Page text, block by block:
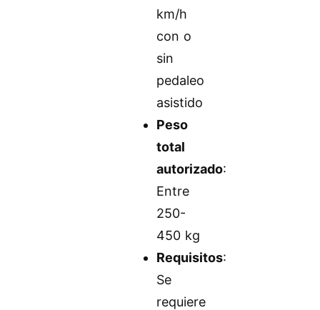
km/h
con o
sin
pedaleo
asistido
Peso
total
autorizado:
Entre
250-
450 kg
Requisitos:
Se
requiere